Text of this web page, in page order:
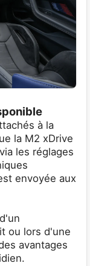
à la
la M2 xDrive
les réglages
envoyée aux
ou lors d'une
avantages